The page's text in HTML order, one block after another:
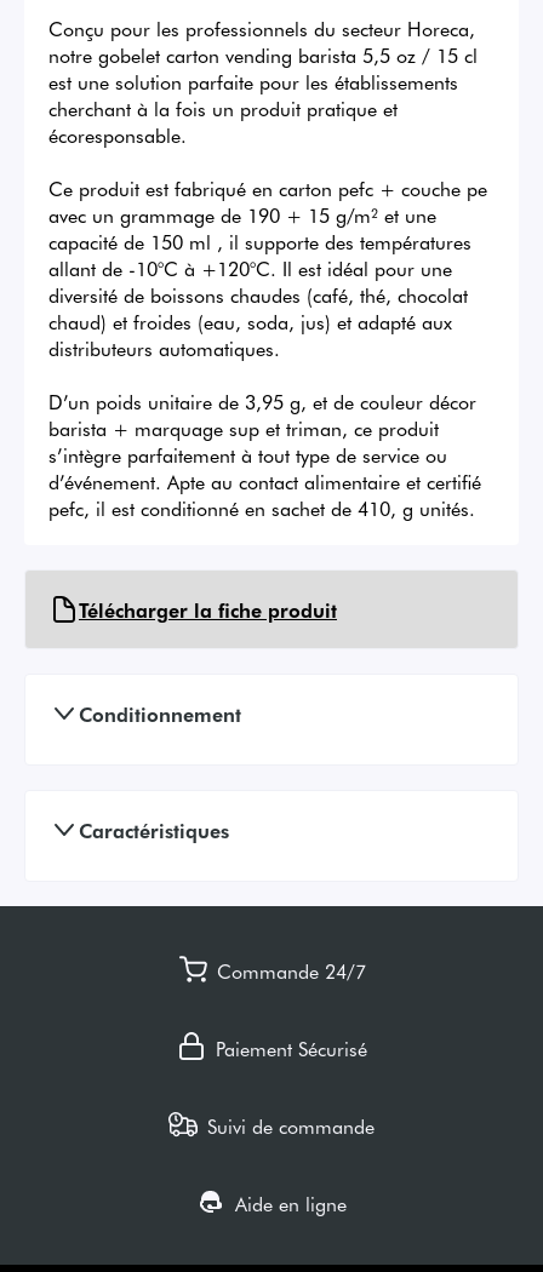
Conçu pour les professionnels du secteur Horeca,
notre gobelet carton vending barista 5,5 oz / 15 cl
est une solution parfaite pour les établissements
cherchant à la fois un produit pratique et
écoresponsable.
Ce produit est fabriqué en carton pefc + couche pe
avec un grammage de 190 + 15 g/m² et une
capacité de 150 ml , il supporte des températures
allant de -10°C à +120°C. Il est idéal pour une
diversité de boissons chaudes (café, thé, chocolat
chaud) et froides (eau, soda, jus) et adapté aux
distributeurs automatiques.
D’un poids unitaire de 3,95 g, et de couleur décor
barista + marquage sup et triman, ce produit
s’intègre parfaitement à tout type de service ou
d’événement. Apte au contact alimentaire et certifié
pefc, il est conditionné en sachet de 410, g unités.
Télécharger la fiche produit
Conditionnement
Caractéristiques
Commande 24/7
Paiement Sécurisé
Suivi de commande
Aide en ligne